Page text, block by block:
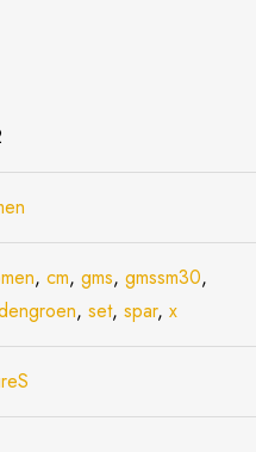
,cm,gms,gmssm30,
,set,spar,x